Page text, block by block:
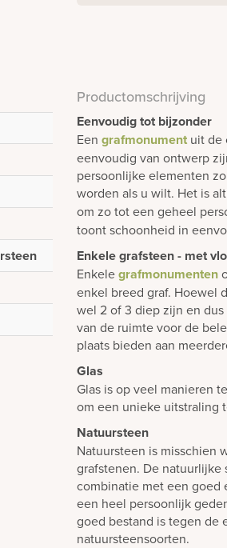
Productomschrijving
Eenvoudig tot bijzonder
Een grafmonument uit de
eenvoudig van ontwerp
persoonlijke elementen
worden als u wilt. Het is
om zo tot een geheel
toont schoonheid in
Enkele grafsteen - met
Enkelegrafmonumenten
enkel breed graf. Hoewel
wel 2 of 3 diep zijn en
van de ruimte voor de
plaats bieden aan
Glas
Glas is op veel manieren
om een unieke uitstraling
Natuursteen
Natuursteen is misschien
grafstenen. De
combinatie met een goed
een heel persoonlijk
goed bestand is tegen de
natuursteensoorten.